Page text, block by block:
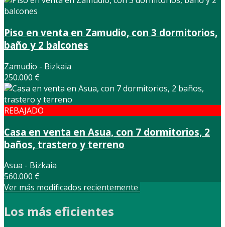
Piso en venta en Zamudio, con 3 dormitorios,
baño y 2 balcones
Zamudio - Bizkaia
250.000 €
REBAJADO
Casa en venta en Asua, con 7 dormitorios, 2
baños, trastero y terreno
Asua - Bizkaia
560.000 €
Ver más modificados recientemente
Los más eficientes